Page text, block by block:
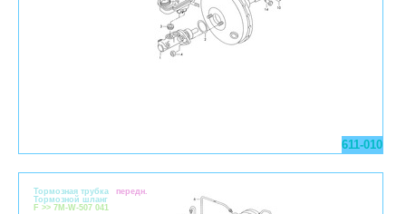
611-010
Тормозная трубка
Тормозной шланг
F >> 7M-W-507 041
передн.